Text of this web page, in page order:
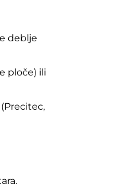
deblje
ploče) ili